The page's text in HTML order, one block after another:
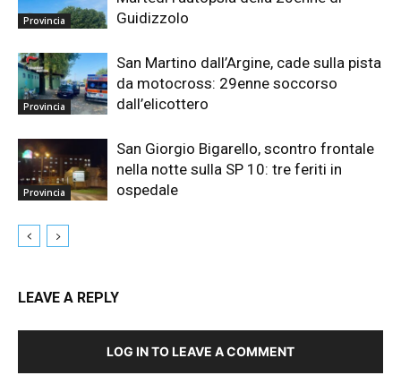
Provincia
Guidizzolo
Provincia
San Martino dall’Argine, cade sulla pista
da motocross: 29enne soccorso
dall’elicottero
Provincia
San Giorgio Bigarello, scontro frontale
nella notte sulla SP 10: tre feriti in
ospedale
LEAVE A REPLY
LOG IN TO LEAVE A COMMENT